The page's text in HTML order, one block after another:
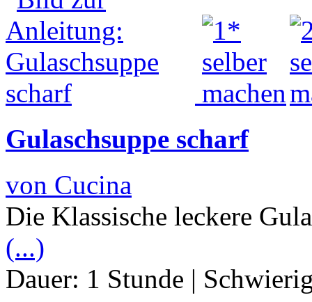
Gulaschsuppe scharf
von Cucina
Die Klassische leckere
(...)
Dauer: 1 Stunde |